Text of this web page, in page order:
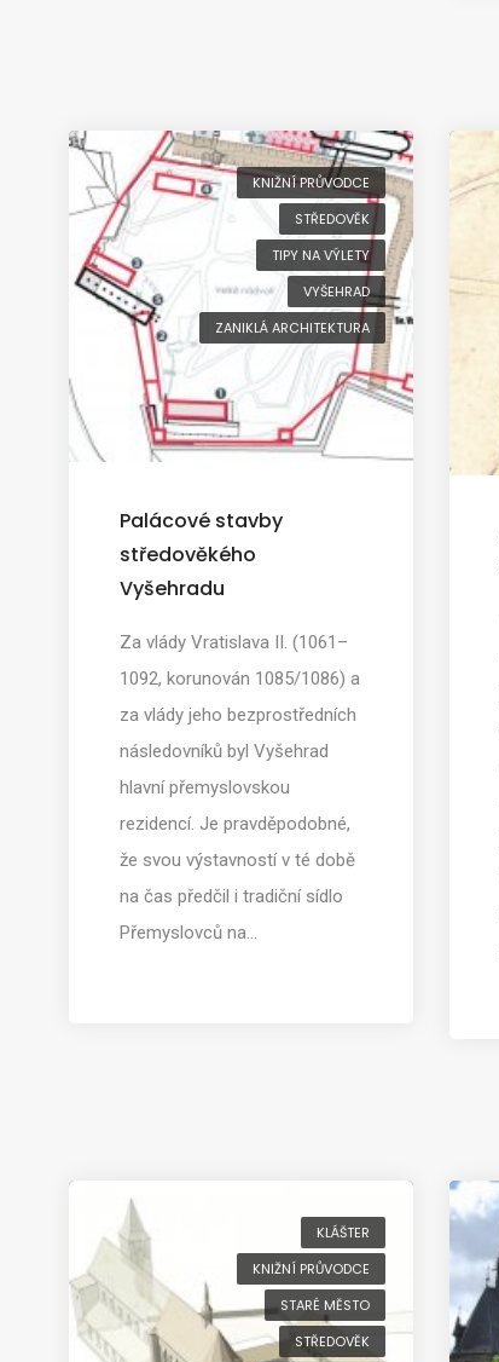
KNIŽNÍ PRŮVODCE
STŘEDOVĚK
TIPY NA VÝLETY
VYŠEHRAD
ZANIKLÁ ARCHITEKTURA
Palácové stavby
středověkého
Vyšehradu
Za vlády Vratislava II. (1061–
1092, korunován 1085/1086) a
za vlády jeho bezprostředních
následovníků byl Vyšehrad
hlavní přemyslovskou
rezidencí. Je pravděpodobné,
že svou výstavností v té době
na čas předčil i tradiční sídlo
Přemyslovců na…
KLÁŠTER
KNIŽNÍ PRŮVODCE
STARÉ MĚSTO
STŘEDOVĚK